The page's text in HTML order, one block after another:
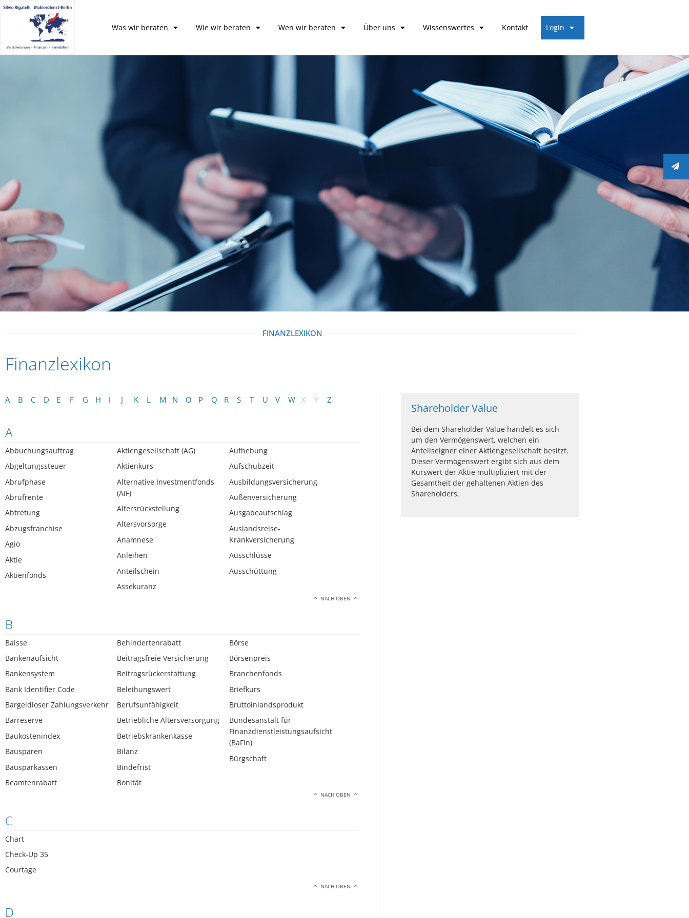
Was wir beraten Wie wir beraten Wen wir beraten Über uns Wissenswertes Kontakt Login
FINANZLEXIKON
Finanzlexikon
A B C D E F G H I J K L M N O P Q R S T U V W X Y Z
A
Abbuchungsauftrag
Abgeltungssteuer
Abrufphase
Abrufrente
Abtretung
Abzugsfranchise
Agio
Aktie
Aktienfonds
Aktiengesellschaft (AG)
Aktienkurs
Alternative Investmentfonds
(AIF)
Altersrückstellung
Altersvorsorge
Anamnese
Anleihen
Anteilschein
Assekuranz
Aufhebung
Aufschubzeit
Ausbildungsversicherung
Außenversicherung
Ausgabeaufschlag
Auslandsreise-
Krankversicherung
Ausschlüsse
Ausschüttung
NACH OBEN
B
Baisse
Bankenaufsicht
Bankensystem
Bank Identifier Code
Bargeldloser Zahlungsverkehr
Barreserve
Baukostenindex
Bausparen
Bausparkassen
Beamtenrabatt
Behindertenrabatt
Beitragsfreie Versicherung
Beitragsrückerstattung
Beleihungswert
Berufsunfähigkeit
Betriebliche Altersversorgung
Betriebskrankenkasse
Bilanz
Bindefrist
Bonität
Börse
Börsenpreis
Branchenfonds
Briefkurs
Bruttoinlandsprodukt
Bundesanstalt für
Finanzdienstleistungsaufsicht
(BaFin)
Bürgschaft
NACH OBEN
C
Chart
Check-Up 35
Courtage
NACH OBEN
D
Shareholder Value
Bei dem Shareholder Value handelt es sich
um den Vermögenswert, welchen ein
Anteilseigner einer Aktiengesellschaft besitzt.
Dieser Vermögenswert ergibt sich aus dem
Kurswert der Aktie multipliziert mit der
Gesamtheit der gehaltenen Aktien des
Shareholders.